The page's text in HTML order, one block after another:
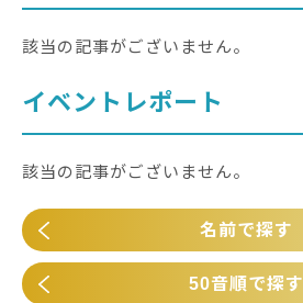
該当の記事がございません。
イベントレポート
該当の記事がございません。
名前で探す
50音順で探す